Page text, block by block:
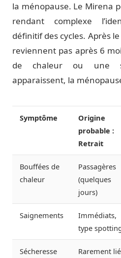
la ménopause. Le Mirena
rendant complexe
définitif des cycles. Après
reviennent pas après 6
de chaleur ou une
apparaissent, la
Symptôme
Origine
probable :
Retrait
Bouffées de
chaleur
Passagères
(quelques
jours)
Saignements
Immédiats,
type
Sécheresse
Rarement